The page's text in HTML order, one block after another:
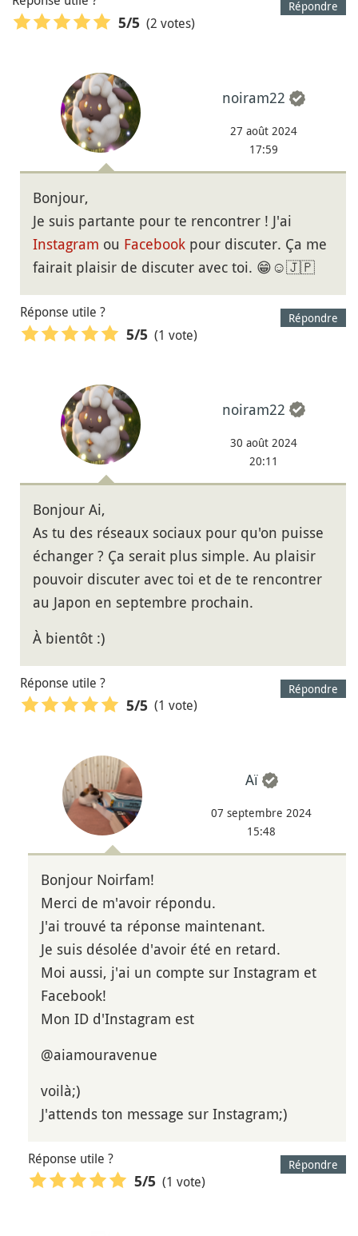
Répondre
5/5 (2 votes)
noiram22
27 août 2024
17:59
Bonjour,
Je suis partante pour te rencontrer ! J'ai
Instagram ou Facebook pour discuter. Ça me
fairait plaisir de discuter avec toi. 😁☺️🇯🇵
Répondre
Réponse utile ?
5/5 (1 vote)
noiram22
30 août 2024
20:11
Bonjour Ai,
As tu des réseaux sociaux pour qu'on puisse
échanger ? Ça serait plus simple. Au plaisir
pouvoir discuter avec toi et de te rencontrer
au Japon en septembre prochain.
À bientôt :)
Répondre
Réponse utile ?
5/5 (1 vote)
Aï
07 septembre 2024
15:48
Bonjour Noirfam!
Merci de m'avoir répondu.
J'ai trouvé ta réponse maintenant.
Je suis désolée d'avoir été en retard.
Moi aussi, j'ai un compte sur Instagram et
Facebook!
Mon ID d'Instagram est
@aiamouravenue
voilà;)
J'attends ton message sur Instagram;)
Répondre
Réponse utile ?
5/5 (1 vote)